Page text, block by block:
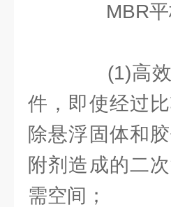
MBR平
(1)高效
件，即使经过
除悬浮固体和
附剂造成的二
需空间；